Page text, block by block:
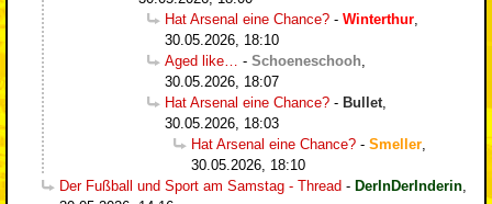
Hat Arsenal eine Chance? - Winterthur,
30.05.2026, 18:10
Aged like… - Schoeneschooh,
30.05.2026, 18:07
Hat Arsenal eine Chance? - Bullet,
30.05.2026, 18:03
Hat Arsenal eine Chance? - Smeller,
30.05.2026, 18:10
Der Fußball und Sport am Samstag - Thread - DerInDerInderin,